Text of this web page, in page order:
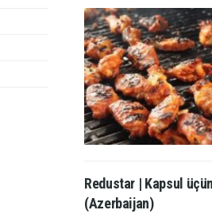
Redustar | Kapsul
(Azerbaijan)